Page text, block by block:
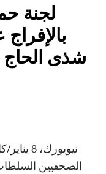
لجنة
شذى
الصحفيين